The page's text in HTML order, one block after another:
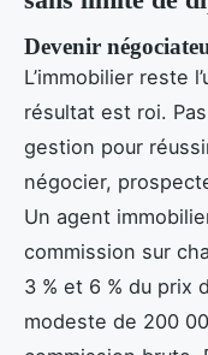
Devenir
L’immobilier reste
résultat est roi.
gestion pour
négocier,
Un agent
commission sur
3 % et 6 % du prix
modeste de 200